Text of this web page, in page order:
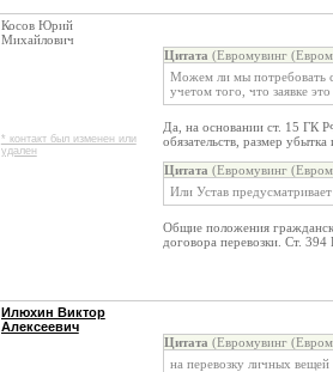
Косов Юрий
Михайлович
* контакт был изменен или
удален
Цитата (Евромувинг
Можем ли мы потребовать
учетом того, что заявке
Да, на основании ст. 15 ГК
обязательств, размер
Цитата (Евромувинг
Или Устав
Общие положения
договора перевозки. Ст.
Илюхин Виктор
Алексеевич
Цитата (Евромувинг
на перевозку личных вещей